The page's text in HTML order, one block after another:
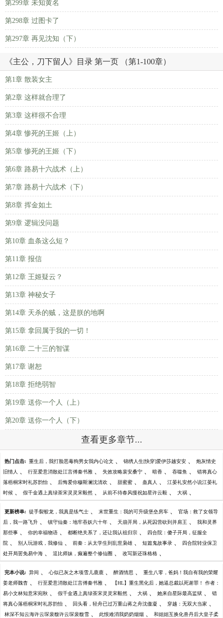
第299章 未知黄名
第298章 过图卡了
第297章 再见沈知（下）
《主公，刀下留人》目录 第一页 （第1-100章）
第1章 散装女主
第2章 这样就合理了
第3章 这样很不合理
第4章 惨死的王姬（上）
第5章 惨死的王姬（下）
第6章 路易十六战术（上）
第7章 路易十六战术（下）
第8章 挥金如土
第9章 逻辑没问题
第10章 血条这么短？
第11章 报信
第12章 王姬疑云？
第13章 神秘女子
第14章 天杀的贼，这是朕的地啊
第15章 拿回属于我的一切！
第16章 二十三的智谋
第17章 谢恕
第18章 拒绝弱智
第19章 送你一个人（上）
第20章 送你一个人（下）
查看更多章节...
热门点击: 重生后，我打脸恶毒狗男女我内心论文 、 锦绣人生[快穿]爱伊莎越安安 、 炮灰情史
旧情人 、 行至爱意消散处江言傅秦书雅 、 失效攻略裴安桑宁 、 暗香 、 吞噬鱼 、 错将真心
落梧桐宋时礼苏韵怡 、 后悔爱你穆斯澜沈清欢 、 甜蜜蜜 、 蛊真人 、 江晏礼安然小说江晏礼
时候 、 假千金遇上真绿茶宋灵灵宋毅然 、 从前不待春风慢祝如星许云毅 、 大祸 、
更新榜单: 徒手裂蛟龙，我真是练气士 、 末世重生：我的可升级堡垒房车 、 官场：救了女领导
后，我一路飞升 、 镇守仙秦：地牢吞妖六十年 、 天崩开局，从死囚营砍到并肩王 、 我和灵界
那些事 、 你的幸福物语 、 都断绝关系了，还让我认祖归宗 、 四合院：傻子开局，征服全
院 、 别人玩游戏，我修仙 、 前秦：从太学生到乱世枭雄 、 短篇鬼故事录 、 四合院转业保卫
处开局罢免易中海 、 逗比师妹，癫遍整个修仙圈 、 改写新还珠格格 、
完本小说: 异间 、 心似已灰之木项雪儿鹿鹿 、 醉酒情思 、 重生八零，爸妈！我自有我的荣耀
姜老师魏杳 、 行至爱意消散处江言傅秦书雅 、 【HL】重生黑化后，她逼总裁以死谢罪！ 作者：
易小文林知意宋宛秋 、 假千金遇上真绿茶宋灵灵宋毅然 、 大祸 、 她来自星际最高监狱 、 错
将真心落梧桐宋时礼苏韵怡 、 回头看，轻舟已过万重山蒋之舟沈傲凝 、 穿越：无双大当家 、
林深不知云海许云琛裴馥许云琛裴馥雪 、 此恨难消我奶奶烟烟 、 和姐姐互换化兽丹后大皇子柔